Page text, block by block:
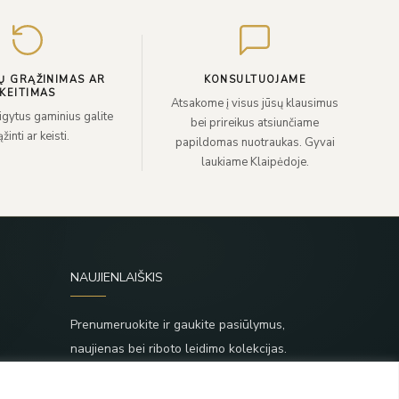
GRĄŽINIMAS AR
KEITIMAS
gaminius galite
ar keisti.
KONSULTUOJAME
Atsakome į visus jūsų klausimus
bei prireikus atsiunčiame
papildomas nuotraukas. Gyvai
laukiame Klaipėdoje.
NAUJIENLAIŠKIS
Prenumeruokite ir gaukite pasiūlymus,
naujienas bei riboto leidimo kolekcijas.